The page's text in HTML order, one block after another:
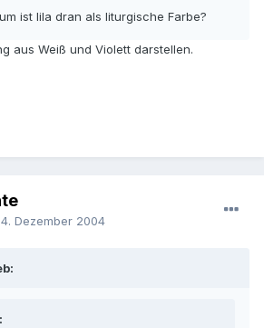
ist lila dran als liturgische Farbe?
aus Weiß und Violett darstellen.
Dezember 2004